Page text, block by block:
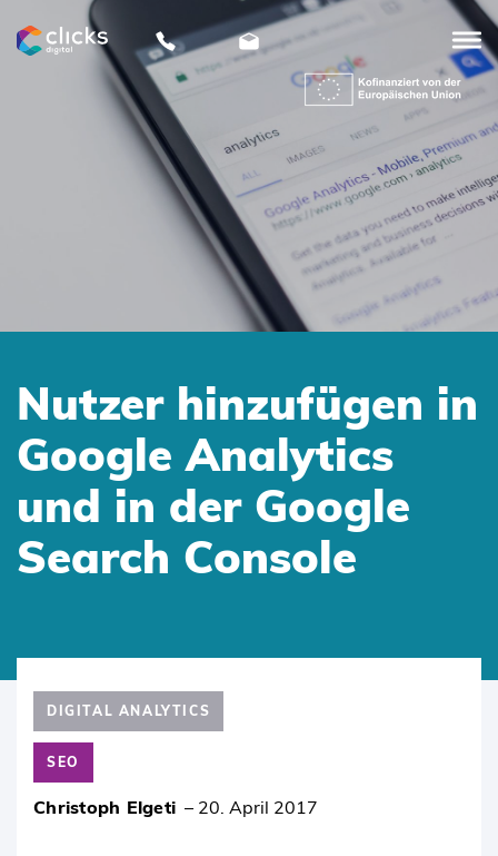
Nutzer hinzufügen in
Google Analytics
und in der Google
Search Console
DIGITAL ANALYTICS
SEO
Christoph Elgeti – 20. April 2017